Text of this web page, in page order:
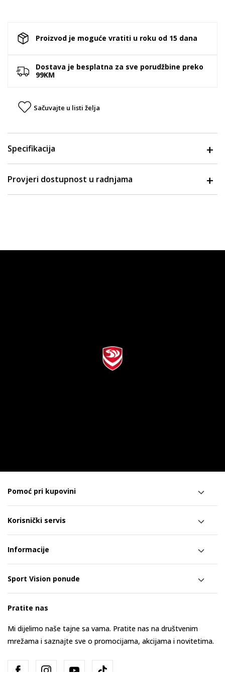
Proizvod je moguće vratiti u roku od 15 dana
Dostava je besplatna za sve porudžbine preko
99KM
Sačuvajte u listi želja
Specifikacija
Provjeri dostupnost u radnjama
Pomoć pri kupovini
Korisnički servis
Informacije
Sport Vision ponude
Pratite nas
Mi dijelimo naše tajne sa vama. Pratite nas na društvenim
mrežama i saznajte sve o promocijama, akcijama i novitetima.